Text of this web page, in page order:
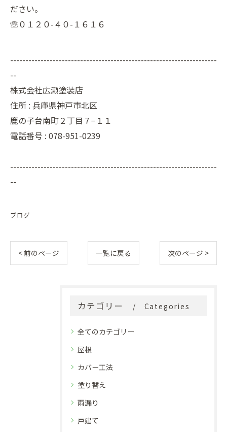
ださい。
☏０１２０-４０-１６１６
--------------------------------------------------------------------
--
株式会社広瀬塗装店
住所 : 兵庫県神戸市北区
鹿の子台南町２丁目７−１１
電話番号 : 078-951-0239
--------------------------------------------------------------------
--
ブログ
< 前のページ 一覧に戻る 次のページ >
カテゴリー Categories
全てのカテゴリー
屋根
カバー工法
塗り替え
雨漏り
戸建て